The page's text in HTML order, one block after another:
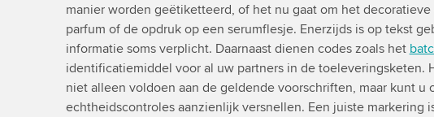
manier worden geëtiketteerd, of het nu gaat om het
parfum of de opdruk op een serumflesje. Enerzijds is op tekst
informatie soms verplicht. Daarnaast dienen codes zoals het
identificatiemiddel voor al uw partners in de toeleveringsketen.
niet alleen voldoen aan de geldende voorschriften, maar kunt u
echtheidscontroles aanzienlijk versnellen. Een juiste markering